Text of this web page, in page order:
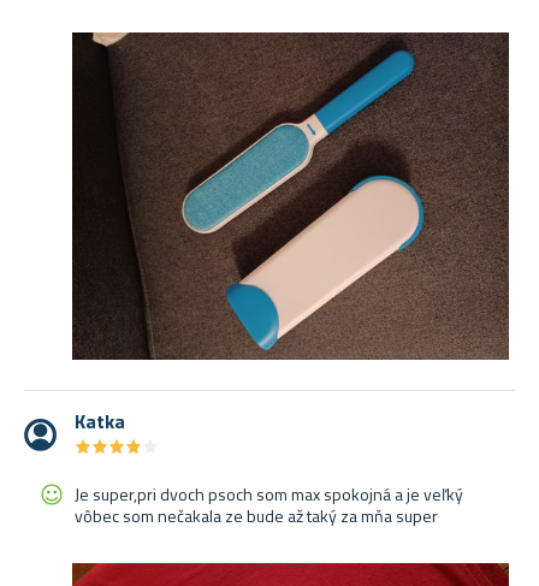
Katka
★★★★
★★★★
Je super,pri dvoch psoch som max spokojná a je veľký
vôbec som nečakala ze bude až taký za mňa super